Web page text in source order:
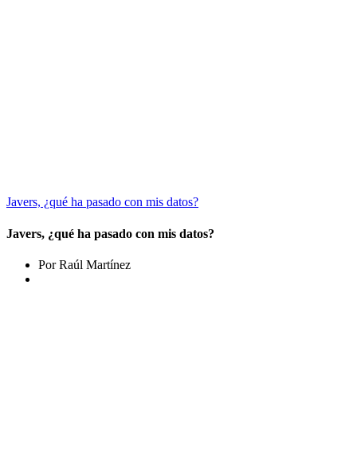
Javers, ¿qué ha pasado con mis datos?
Javers, ¿qué ha pasado con mis datos?
Por Raúl Martínez